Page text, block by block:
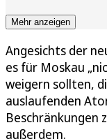
Mehr anzeigen
Angesichts der
es für Moskau
weigern sollten,
auslaufenden
Beschränkungen
außerdem.